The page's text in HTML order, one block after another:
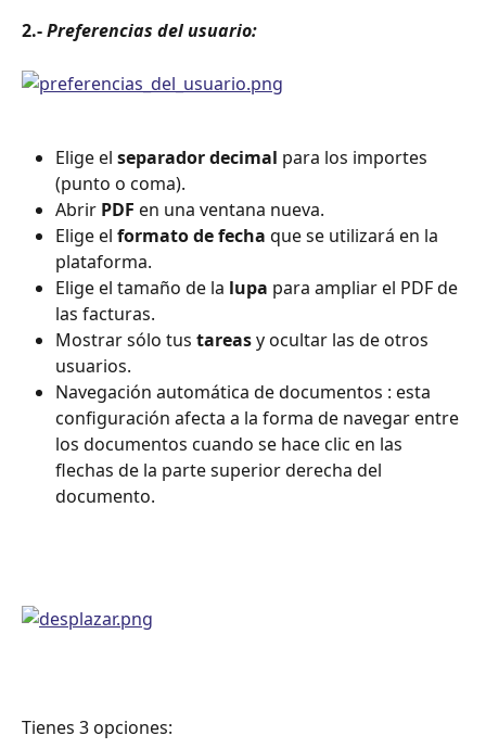
2.- Preferencias del usuario:
Elige el separador decimal para los importes
(punto o coma).
Abrir PDF en una ventana nueva.
Elige el formato de fecha que se utilizará en la
plataforma.
Elige el tamaño de la lupa para ampliar el PDF de
las facturas.
Mostrar sólo tus tareas y ocultar las de otros
usuarios.
Navegación automática de documentos : esta
configuración afecta a la forma de navegar entre
los documentos cuando se hace clic en las
flechas de la parte superior derecha del
documento.
Tienes 3 opciones: